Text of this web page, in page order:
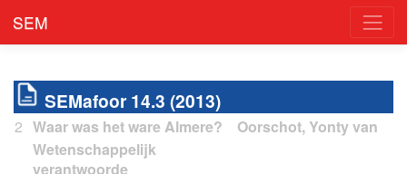
SEM
SEMafoor 14.3 (2013)
2 Waar was het ware Almere?
Wetenschappelijk
verantwoorde